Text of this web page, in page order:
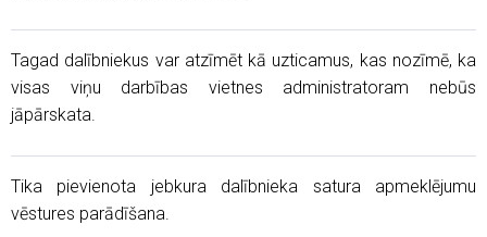
Tagad dalībniekus var atzīmēt kā uzticamus, kas nozīmē, ka
visas viņu darbības vietnes administratoram nebūs
jāpārskata.
Tika pievienota jebkura dalībnieka satura apmeklējumu
vēstures parādīšana.